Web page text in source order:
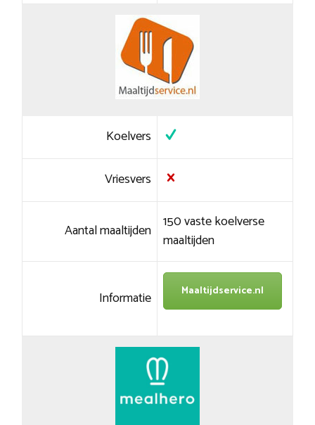
Koelvers
Vriesvers
Aantal maaltijden 150 vaste koelverse
maaltijden
Informatie Maaltijdservice.nl